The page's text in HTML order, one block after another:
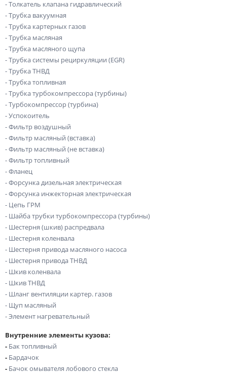
- Толкатель клапана гидравлический
- Трубка вакуумная
- Трубка картерных газов
- Трубка масляная
- Трубка масляного щупа
- Трубка системы рециркуляции (EGR)
- Трубка ТНВД
- Трубка топливная
- Трубка турбокомпрессора (турбины)
- Турбокомпрессор (турбина)
- Успокоитель
- Фильтр воздушный
- Фильтр масляный (вставка)
- Фильтр масляный (не вставка)
- Фильтр топливный
- Фланец
- Форсунка дизельная электрическая
- Форсунка инжекторная электрическая
- Цепь ГРМ
- Шайба трубки турбокомпрессора (турбины)
- Шестерня (шкив) распредвала
- Шестерня коленвала
- Шестерня привода масляного насоса
- Шестерня привода ТНВД
- Шкив коленвала
- Шкив ТНВД
- Шланг вентиляции картер. газов
- Щуп масляный
- Элемент нагревательный
Внутренние элементы кузова:
- Бак топливный
- Бардачок
- Бачок омывателя лобового стекла